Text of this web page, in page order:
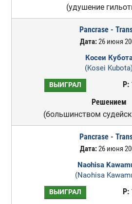
(удушение
Pancrase -
Дата:26 июня
Косеи
(Kosei
ВЫИГРАЛ Р:
Решением
(большинством
Pancrase -
Дата:26 июня
Naohisa
(Naohisa
ВЫИГРАЛ Р: